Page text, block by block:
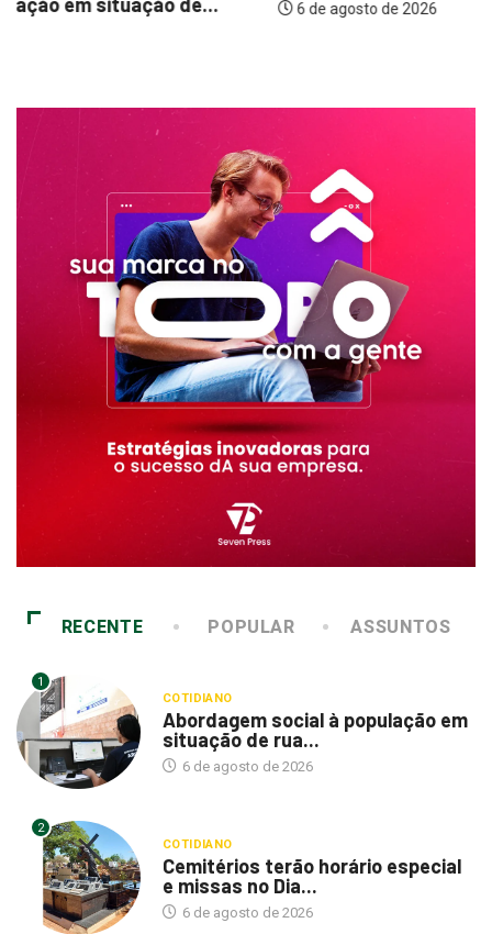
6 de agosto de 2026
RECENTE POPULAR ASSUNTOS
1
COTIDIANO
Abordagem social à população em
situação de rua...
6 de agosto de 2026
2
COTIDIANO
Cemitérios terão horário especial
e missas no Dia...
6 de agosto de 2026